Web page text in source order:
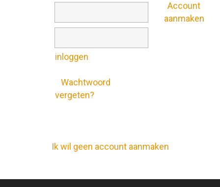
Account
aanmaken
inloggen
Wachtwoord
vergeten?
Ik wil geen account aanmaken